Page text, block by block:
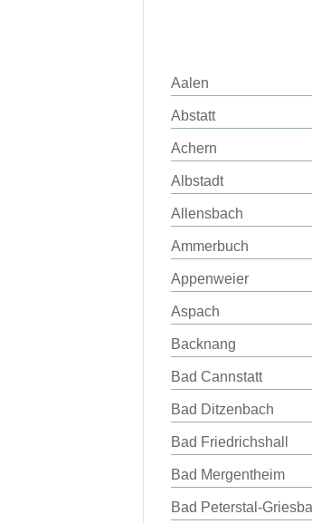
Aalen
Abstatt
Achern
Albstadt
Allensbach
Ammerbuch
Appenweier
Aspach
Backnang
Bad Cannstatt
Bad Ditzenbach
Bad Friedrichshall
Bad Mergentheim
Bad Peterstal-